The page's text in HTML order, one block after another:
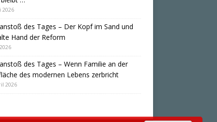
2026
des Tages – Der Kopf im Sand und
Hand der Reform
des Tages – Wenn Familie an der
des modernen Lebens zerbricht
2026